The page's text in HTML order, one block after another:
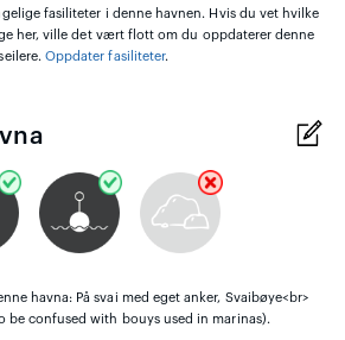
fasiliteter i denne havnen. Hvis du vet hvilke
her, ville det vært flott om du oppdaterer denne
Oppdater fasiliteter.
havna: På svai med eget anker, Svaibøye<br>
be confused with bouys used in marinas).